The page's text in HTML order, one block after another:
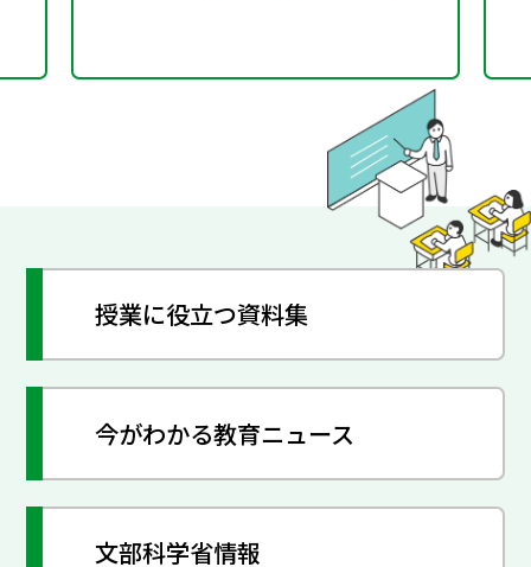
授業に役立つ資料集
今がわかる教育ニュース
文部科学省情報